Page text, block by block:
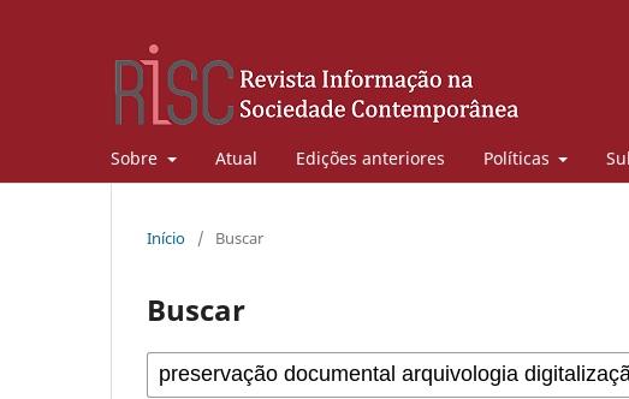
Sobre Atual Edições anteriores Políticas
Início / Buscar
Buscar